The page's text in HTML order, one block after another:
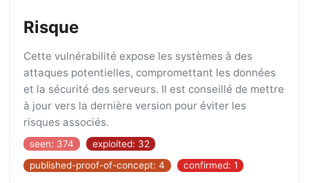
Risque
Cette vulnérabilité expose les systèmes à des
attaques potentielles, compromettant les données
et la sécurité des serveurs. Il est conseillé de mettre
à jour vers la dernière version pour éviter les
risques associés.
seen: 374
exploited: 32
published-proof-of-concept: 4
confirmed: 1